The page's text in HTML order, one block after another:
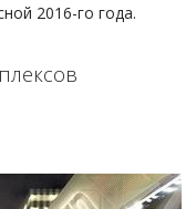
2016-го года.